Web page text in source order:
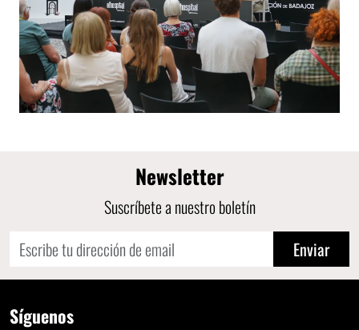
Newsletter
Suscríbete a nuestro boletín
Enviar
Síguenos